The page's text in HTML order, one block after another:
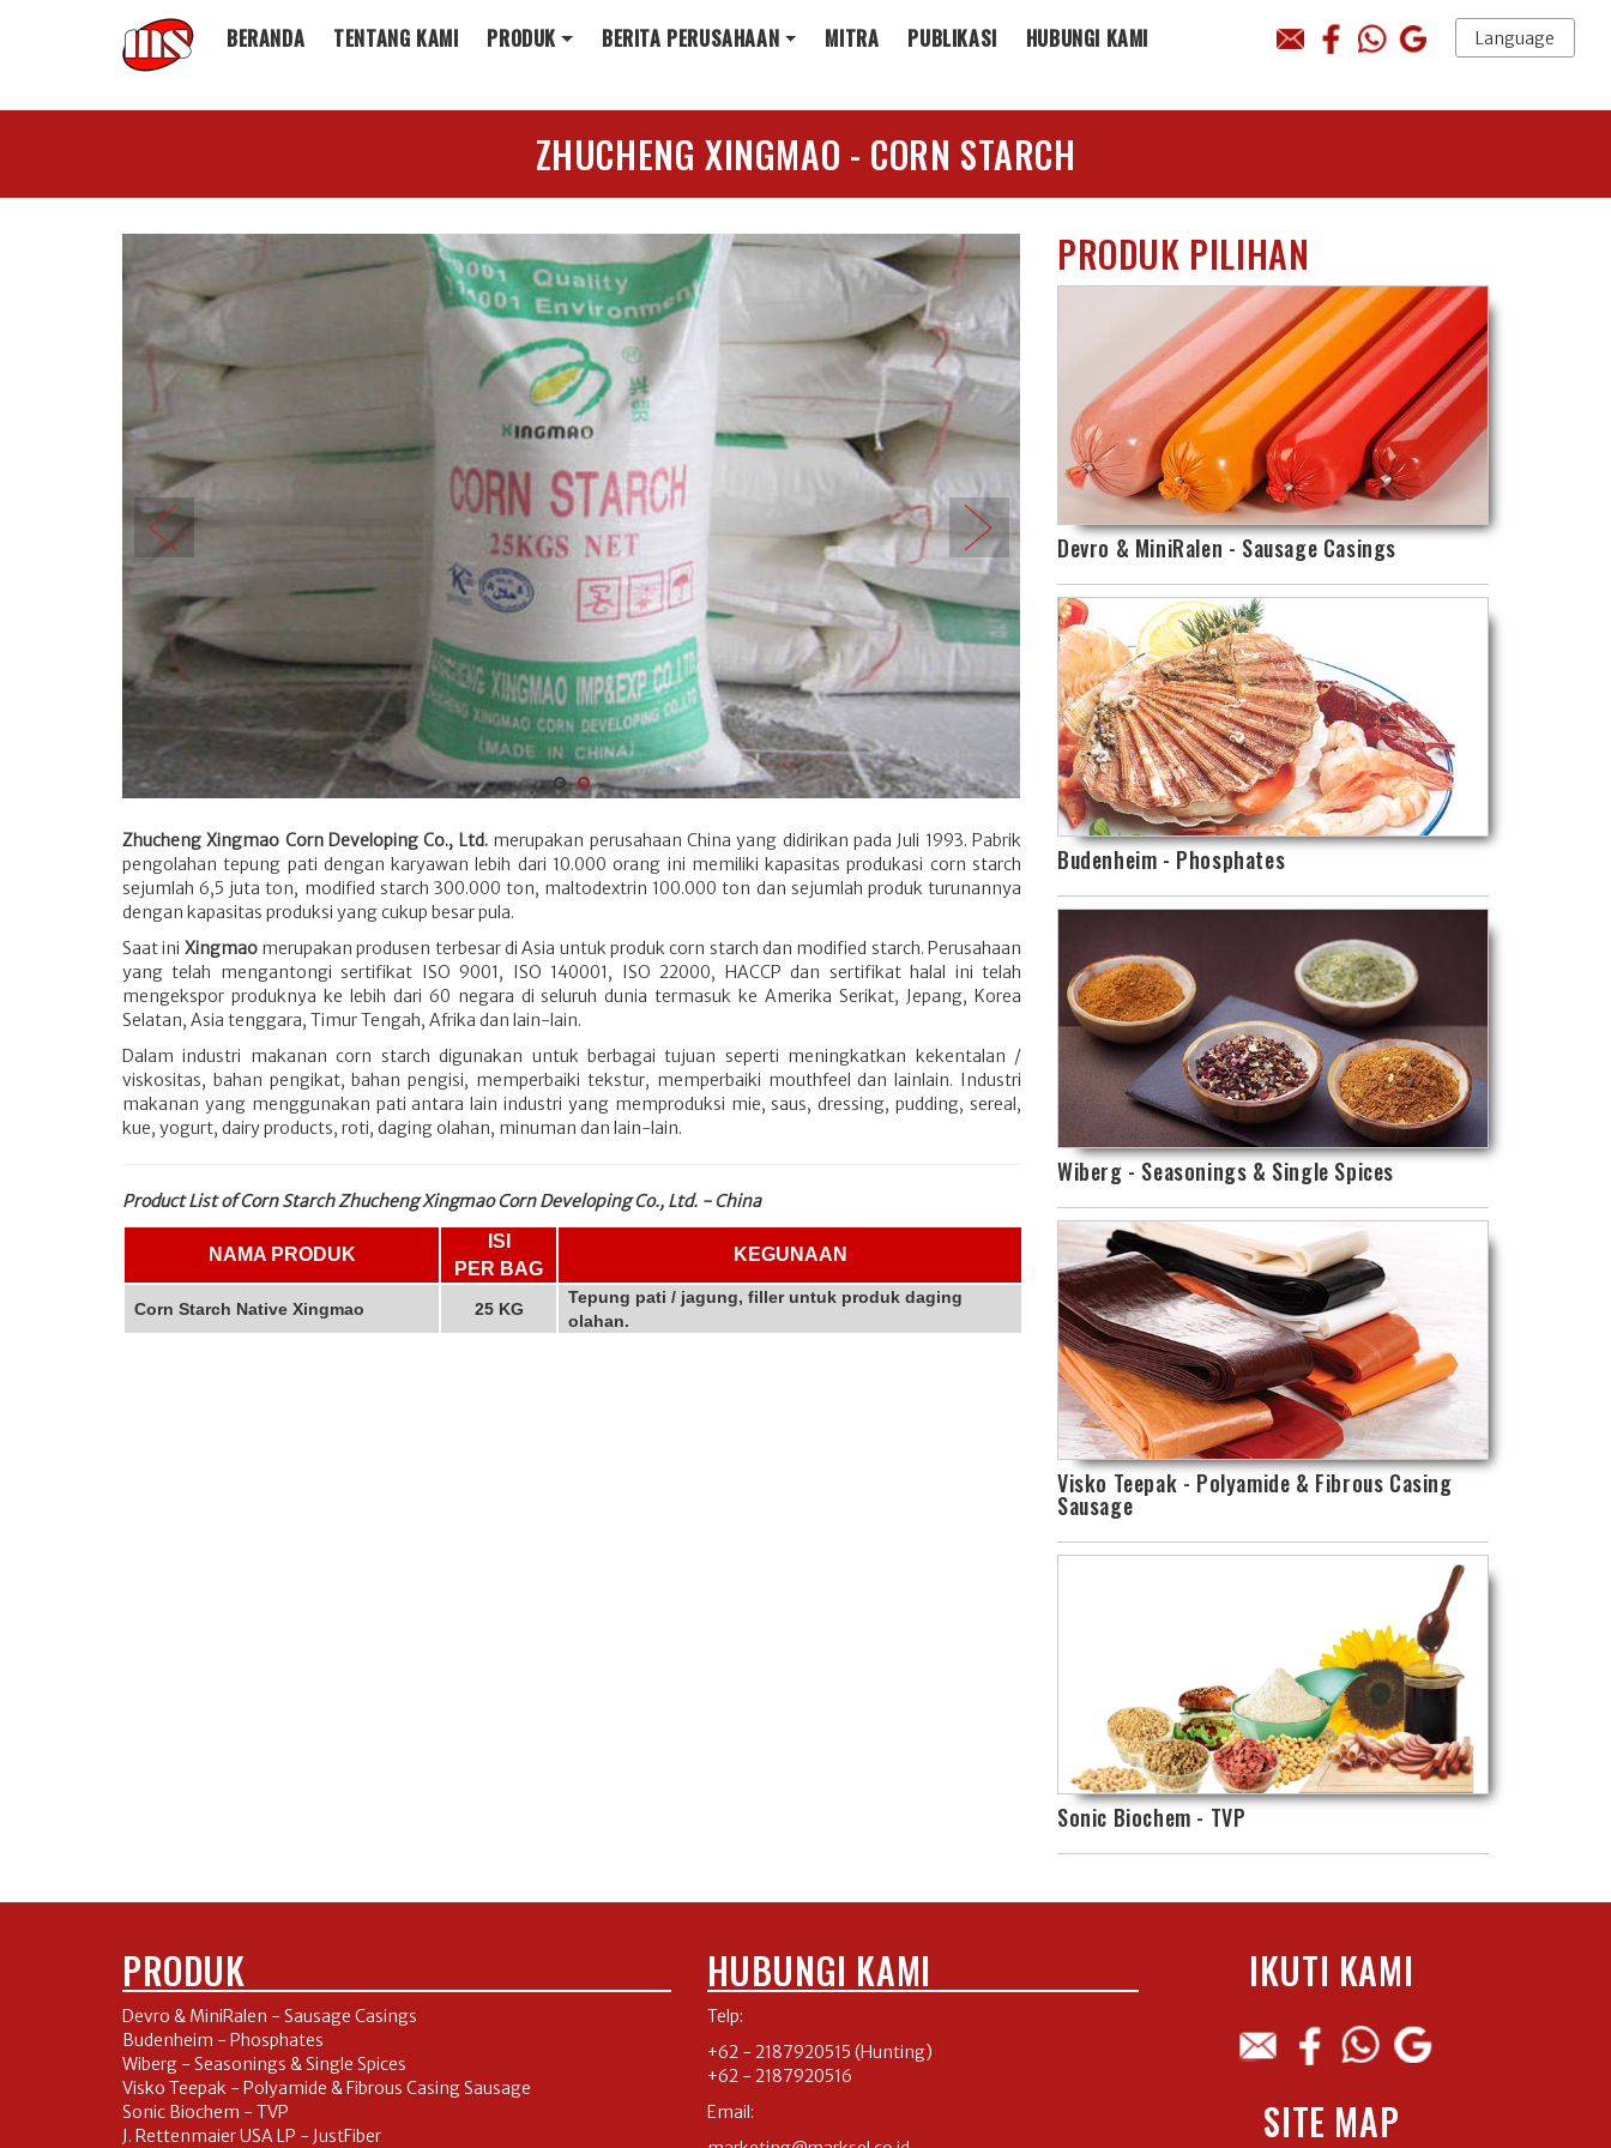
BERANDA TENTANG KAMI PRODUK BERITA PERUSAHAAN MITRA PUBLIKASI HUBUNGI KAMI Language
ZHUCHENG XINGMAO - CORN STARCH
Zhucheng Xingmao Corn Developing Co., Ltd.merupakan perusahaan China yang didirikan pada Juli 1993. Pabrik
pengolahan tepung pati dengan karyawan lebih dari 10.000 orang ini memiliki kapasitas produkasi corn starch
sejumlah 6,5 juta ton, modified starch 300.000 ton, maltodextrin 100.000 ton dan sejumlah produk turunannya
dengan kapasitas produksi yang cukup besar pula.
Saat ini Xingmaomerupakan produsen terbesar di Asia untuk produk corn starch dan modified starch. Perusahaan
yang telah mengantongi sertifikat ISO 9001, ISO 140001, ISO 22000, HACCP dan sertifikat halal ini telah
mengekspor produknya ke lebih dari 60 negara di seluruh dunia termasuk ke Amerika Serikat, Jepang, Korea
Selatan, Asia tenggara, Timur Tengah, Afrika dan lain-lain.
Dalam industri makanan corn starch digunakan untuk berbagai tujuan seperti meningkatkan kekentalan /
viskositas, bahan pengikat, bahan pengisi, memperbaiki tekstur, memperbaiki mouthfeel dan lainlain. Industri
makanan yang menggunakan pati antara lain industri yang memproduksi mie, saus, dressing, pudding, sereal,
kue, yogurt, dairy products, roti, daging olahan, minuman dan lain-lain.
Product List of Corn Starch Zhucheng Xingmao Corn Developing Co., Ltd. - China
NAMA PRODUK
ISI
KEGUNAAN
PER BAG
Corn Starch Native Xingmao 25 KG
Tepung pati / jagung, filler untuk produk daging
olahan.
PRODUK PILIHAN
Devro & MiniRalen - Sausage Casings
Budenheim - Phosphates
Wiberg - Seasonings & Single Spices
Visko Teepak - Polyamide & Fibrous Casing
Sausage
Sonic Biochem - TVP
PRODUK
Devro & MiniRalen - Sausage Casings
Budenheim - Phosphates
Wiberg - Seasonings & Single Spices
Visko Teepak - Polyamide & Fibrous Casing Sausage
Sonic Biochem - TVP
J. Rettenmaier USA LP - JustFiber
HUBUNGI KAMI
Telp:
+62 - 2187920515 (Hunting)
+62 - 2187920516
Email:
IKUTI KAMI
SITE MAP